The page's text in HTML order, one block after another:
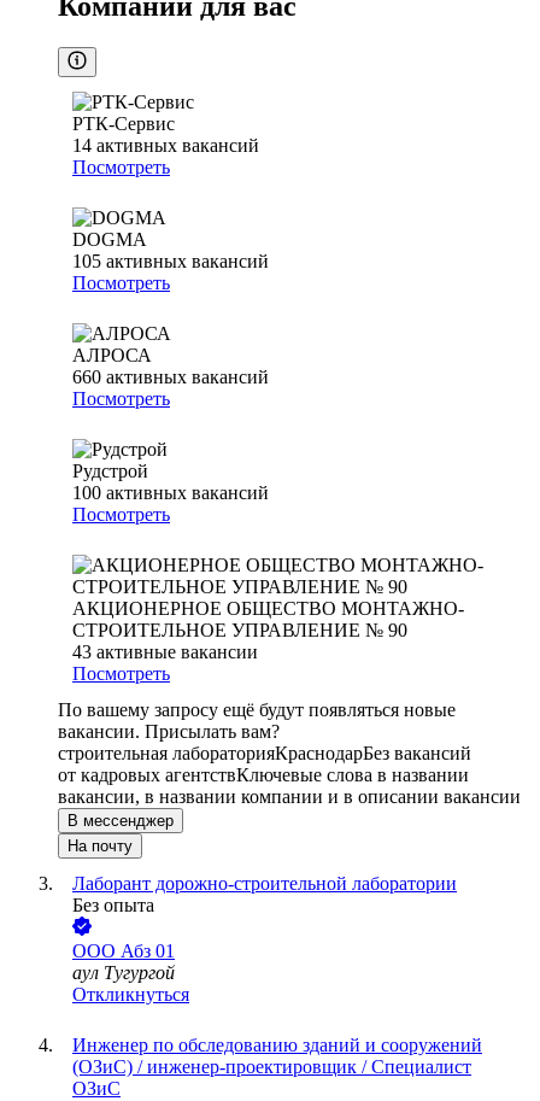
Компании для вас
РТК-Сервис
14 активных вакансий
Посмотреть
DOGMA
105 активных вакансий
Посмотреть
АЛРОСА
660 активных вакансий
Посмотреть
Рудстрой
100 активных вакансий
Посмотреть
АКЦИОНЕРНОЕ ОБЩЕСТВО МОНТАЖНО-
СТРОИТЕЛЬНОЕ УПРАВЛЕНИЕ № 90
43 активные вакансии
Посмотреть
По вашему запросу ещё будут появляться новые
вакансии. Присылать вам?
строительная лабораторияКраснодарБез вакансий
от кадровых агентствКлючевые слова в названии
вакансии, в названии компании и в описании вакансии
В мессенджер
На почту
Лаборант дорожно-строительной лаборатории
Без опыта
ООО Абз 01
аул Тугургой
Откликнуться
Инженер по обследованию зданий и сооружений
(ОЗиС) / инженер-проектировщик / Специалист
ОЗиС